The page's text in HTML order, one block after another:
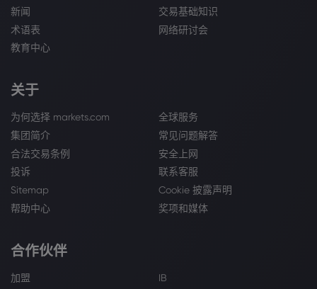
新闻
交易基础知识
术语表
网络研讨会
教育中心
关于
为何选择 markets.com
全球服务
集团简介
常见问题解答
合法交易条例
安全上网
投诉
联系客服
Sitemap
Cookie 披露声明
帮助中心
奖项和媒体
合作伙伴
加盟 IB